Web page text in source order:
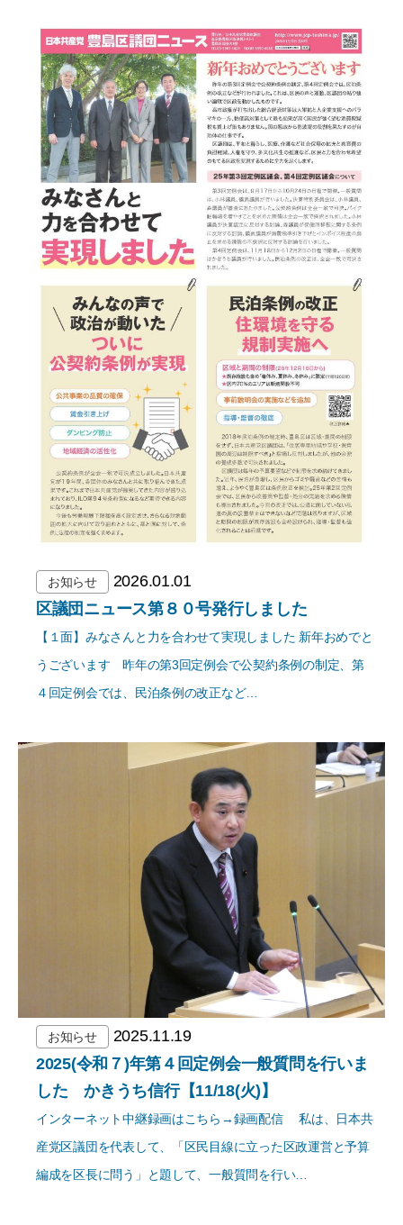
お知らせ
2026.01.01
区議団ニュース第８０号発行しました
【１面】みなさんと力を合わせて実現しました 新年おめでと
うございます 昨年の第3回定例会で公契約条例の制定、第
４回定例会では、民泊条例の改正など…
お知らせ
2025.11.19
2025(令和７)年第４回定例会一般質問を行いま
した かきうち信行【11/18(火)】
インターネット中継録画はこちら→録画配信 私は、日本共
産党区議団を代表して、「区民目線に立った区政運営と予算
編成を区長に問う」と題して、一般質問を行い…